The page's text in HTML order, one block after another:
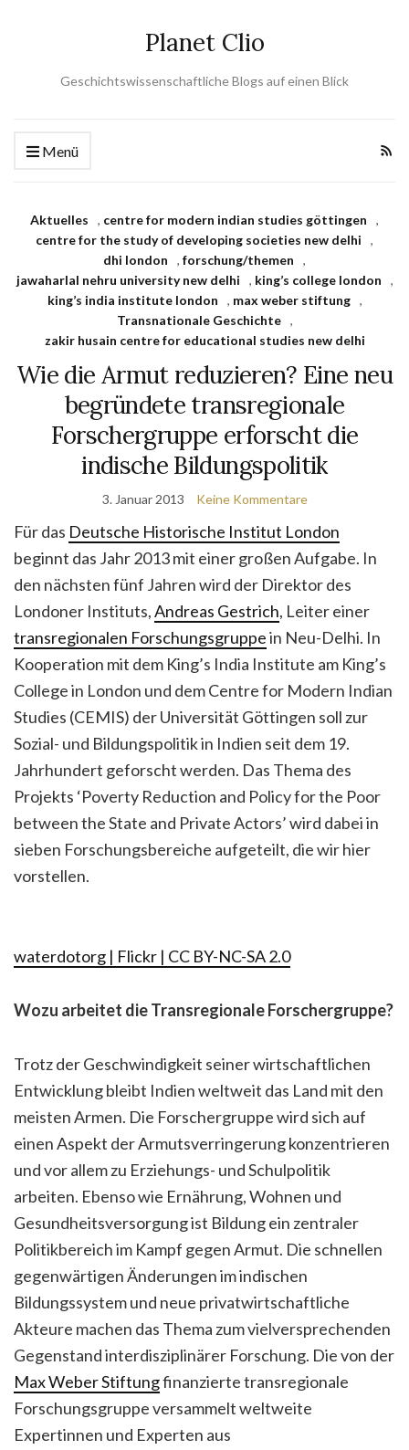
Planet Clio
Geschichtswissenschaftliche Blogs auf einen Blick
Menü
Aktuelles , centre for modern indian studies göttingen
,
centre for the study of developing societies new delhi
,
dhi london
, forschung/themen
,
jawaharlal nehru university new delhi
, king’s college london
,
king’s india institute london
, max weber stiftung
,
Transnationale Geschichte
,
zakir husain centre for educational studies new delhi
Wie die Armut reduzieren? Eine neu
begründete transregionale
Forschergruppe erforscht die
indische Bildungspolitik
3. Januar 2013 Keine Kommentare
Für das Deutsche Historische Institut London
beginnt das Jahr 2013 mit einer großen Aufgabe. In
den nächsten fünf Jahren wird der Direktor des
Londoner Instituts,Andreas Gestrich, Leiter einer
transregionalen Forschungsgruppein Neu-Delhi. In
Kooperation mit dem King’s India Institute am King’s
College in London und dem Centre for Modern Indian
Studies (CEMIS) der Universität Göttingen soll zur
Sozial- und Bildungspolitik in Indien seit dem 19.
Jahrhundert geforscht werden. Das Thema des
Projekts ‘Poverty Reduction and Policy for the Poor
between the State and Private Actors’ wird dabei in
sieben Forschungsbereiche aufgeteilt, die wir hier
vorstellen.
waterdotorg | Flickr | CC BY-NC-SA 2.0
Wozu arbeitet die Transregionale Forschergruppe?
Trotz der Geschwindigkeit seiner wirtschaftlichen
Entwicklung bleibt Indien weltweit das Land mit den
meisten Armen. Die Forschergruppe wird sich auf
einen Aspekt der Armutsverringerung konzentrieren
und vor allem zu Erziehungs- und Schulpolitik
arbeiten. Ebenso wie Ernährung, Wohnen und
Gesundheitsversorgung ist Bildung ein zentraler
Politikbereich im Kampf gegen Armut. Die schnellen
gegenwärtigen Änderungen im indischen
Bildungssystem und neue privatwirtschaftliche
Akteure machen das Thema zum vielversprechenden
Gegenstand interdisziplinärer Forschung. Die von der
Max Weber Stiftungfinanzierte transregionale
Forschungsgruppe versammelt weltweite
Expertinnen und Experten aus